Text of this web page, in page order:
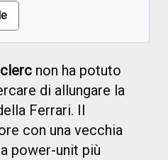
non ha potuto
di allungare la
Ferrari. Il
con una vecchia
power-unit più